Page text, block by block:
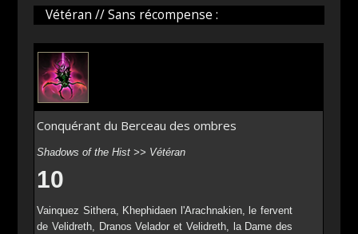
Vétéran // Sans récompense :
Conquérant du Berceau des ombres
Shadows of the Hist >> Vétéran
10
Vainquez Sithera, Khephidaen l'Arachnakien, le fervent
de Velidreth, Dranos Velador et Velidreth, la Dame des